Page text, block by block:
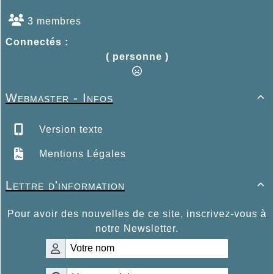
3 membres
Connectés :
( personne )

Webmaster - Infos
Version texte
Mentions Légales

Lettre d'information
Pour avoir des nouvelles de ce site, inscrivez-vous à
notre Newsletter.